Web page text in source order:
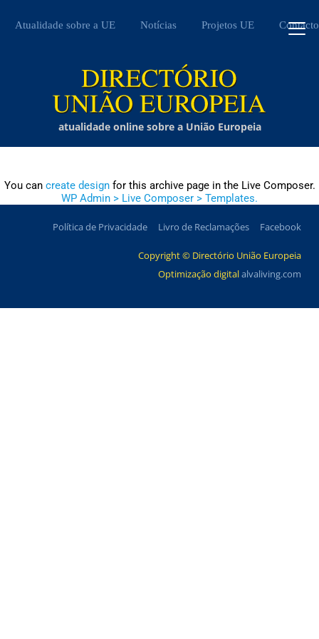
Atualidade sobre a UE Notícias Projetos UE Contacto
atualidade online sobre a União Europeia
You can create designfor this archive page in the Live Composer.
WP Admin > Live Composer > Templates.
Política de Privacidade Livro de Reclamações Facebook
Copyright © Directório União Europeia
Optimização digitalalvaliving.com